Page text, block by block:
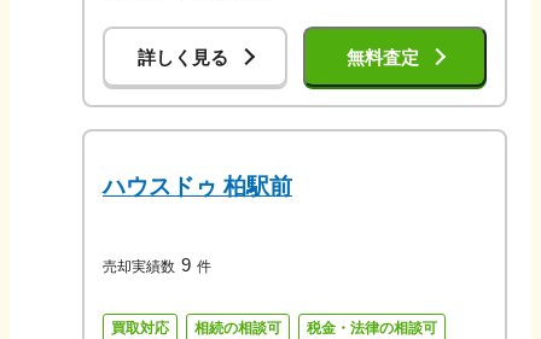
詳しく見る 無料査定
ハウスドゥ 柏駅前
売却実績数 9 件
買取対応 相続の相談可 税金・法律の相談可